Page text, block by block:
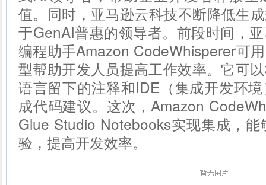
值。同时，亚马逊云科技不断降低生
于GenAI普惠的领导者。前段时间，
编程助手Amazon CodeWhisperer可
型帮助开发人员提高工作效率。它可
语言留下的注释和IDE（集成开发环
成代码建议。这次，Amazon
Glue Studio Notebooks实现集成，
验，提高开发效率。